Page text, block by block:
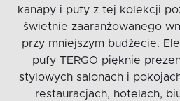
kanapy i pufy z tej kolekcji
świetnie zaaranżowanego
przy mniejszym budżecie.
pufy TERGO pięknie
stylowych salonach i
restauracjach, hotelach,